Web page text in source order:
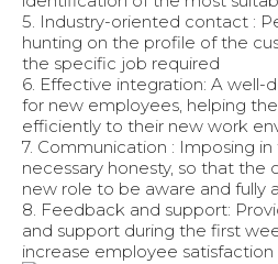
5. Industry-oriented contact :
hunting on the profile of the
the specific job required
6. Effective integration: A well-
for new employees, helping
efficiently to their new work
7. Communication : Imposing
necessary honesty, so that the
new role to be aware and fully
8. Feedback and support:
and support during the first
increase employee